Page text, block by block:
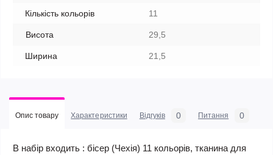
Кількість кольорів 11
Висота 29,5
Ширина 21,5
Опис товару Характеристики Відгуків 0 Питання 0
В набір входить : бісер (Чехія) 11 кольорів, тканина для